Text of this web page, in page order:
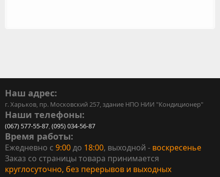
Наш адрес:
г. Харьков, пр. Московский 257, здание НПО НИИ "Кондиционер"
Наши телефоны:
(067) 577-55-87,(095) 034-56-87
Время работы:
Ежедневно с 9:00до 18:00, выходной - воскресенье
Заказ со страницы товара принимается
круглосуточно, без перерывов и выходных